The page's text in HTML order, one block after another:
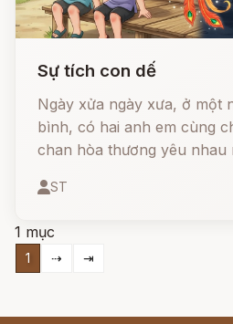
Sự tích con dế
Ngày xửa ngày xưa, ở một
bình, có hai anh em cùng
chan hòa thương yêu nhau
mưu toan độc ác của người
ST
1 mục
1 ⇢ ⇥